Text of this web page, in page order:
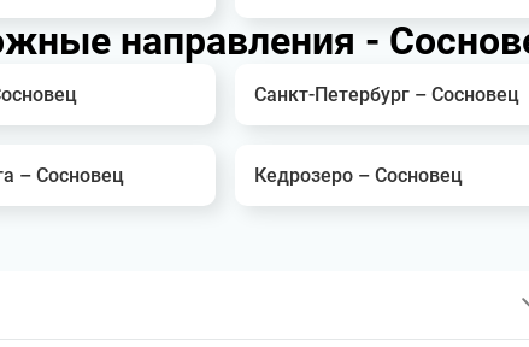
направления -
Санкт-Петербург – Сосновец
– Сосновец Кедрозеро – Сосновец